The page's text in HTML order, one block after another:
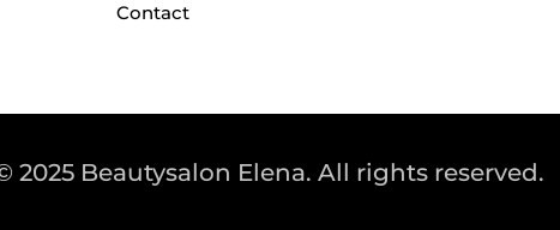
Contact
2025 Beautysalon Elena. All rights reserved.